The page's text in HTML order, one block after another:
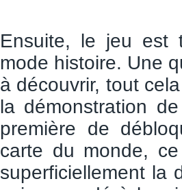
Ensuite, le jeu est
mode histoire. Une
à découvrir, tout
la démonstration
première de
carte du monde,
superficiellement la